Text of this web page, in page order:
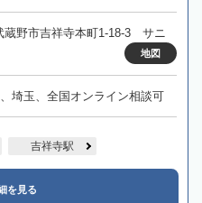
蔵野市吉祥寺本町1-18-3 サニ
地図
埼玉、全国オンライン相談可
吉祥寺駅
を見る